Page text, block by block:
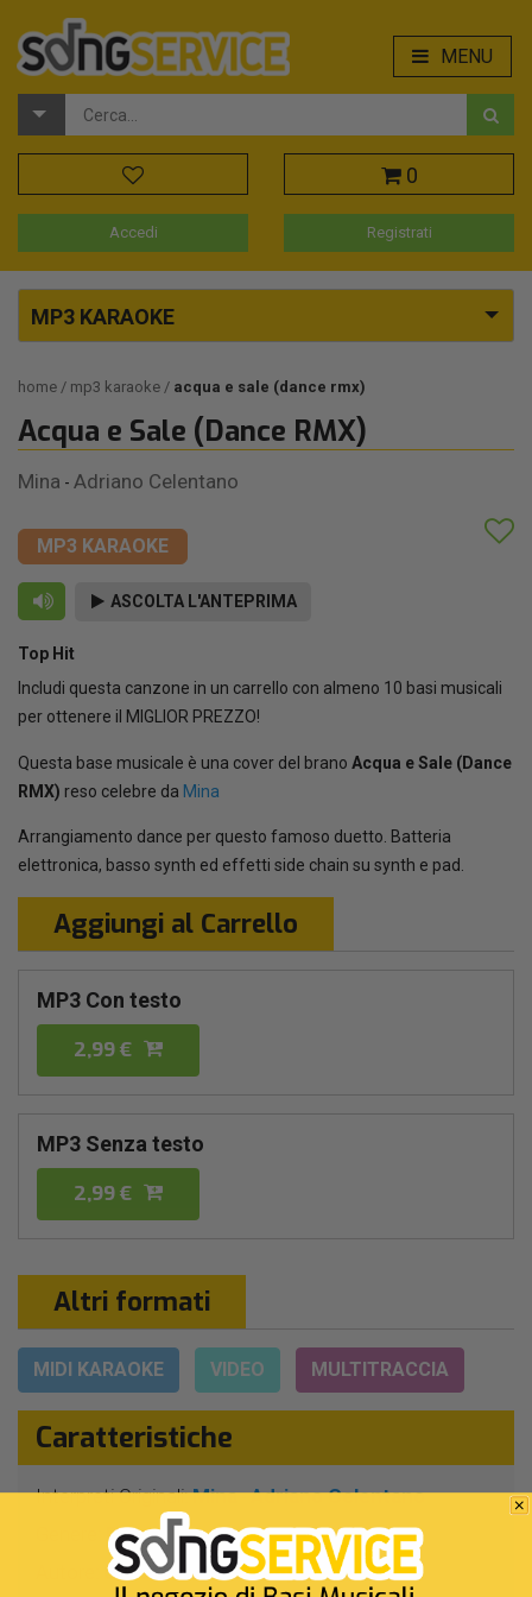
MENU
0
Accedi Registrati
MP3 KARAOKE
home mp3 karaoke acqua e sale (dance rmx)
Acqua e Sale (Dance RMX)
Mina - Adriano Celentano
MP3 KARAOKE
ASCOLTA L'ANTEPRIMA
Top Hit
Includi questa canzone in un carrello con almeno 10 basi musicali
per ottenere il MIGLIOR PREZZO!
Questa base musicale è una cover del brano Acqua e Sale (Dance
RMX) reso celebre da Mina
Arrangiamento dance per questo famoso duetto. Batteria
elettronica, basso synth ed effetti side chain su synth e pad.
Aggiungi al Carrello
MP3 Con testo
2,99 €
MP3 Senza testo
2,99 €
Altri formati
MIDI KARAOKE VIDEO MULTITRACCIA
Caratteristiche
Interpreti Originali:Mina-Adriano Celentano
Dance
G.Donzelli - V.Leomporro